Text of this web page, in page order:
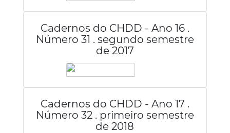
Cadernos do CHDD - Ano 16 .
Número 31 . segundo semestre
de 2017
Cadernos do CHDD - Ano 17 .
Número 32 . primeiro semestre
de 2018